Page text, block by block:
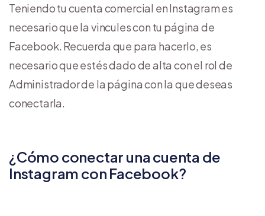
Teniendo tu cuenta comercial en Instagram es
necesario que la vincules con tu página de
Facebook. Recuerda que para hacerlo, es
necesario que estés dado de alta con el rol de
Administrador de la página con la que deseas
conectarla.
¿Cómo conectar una cuenta de
Instagram con Facebook?